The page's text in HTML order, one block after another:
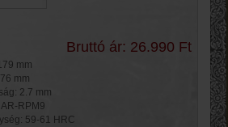
Bruttó ár: 26.990 Ft
mm
mm
2.7 mm
RPM9
59-61 HRC